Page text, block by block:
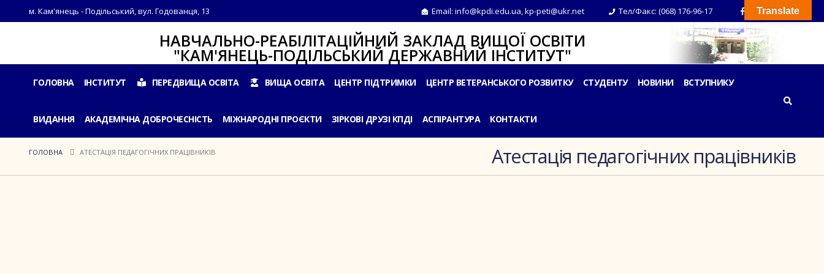
м. Кам'янець - Подільський, вул. Годованця, 13 Email: info@kpdi.edu.ua,kp-peti@ukr.net Тел/Факс: (068) 176-96-17
НАВЧАЛЬНО-РЕАБІЛІТАЦІЙНИЙ ЗАКЛАД ВИЩОЇ ОСВІТИ
"КАМ'ЯНЕЦЬ-ПОДІЛЬСЬКИЙ ДЕРЖАВНИЙ ІНСТИТУТ"
ГОЛОВНА ІНСТИТУТ ПЕРЕДВИЩА ОСВІТА ВИЩА ОСВІТА ЦЕНТР ПІДТРИМКИ ЦЕНТР ВЕТЕРАНСЬКОГО РОЗВИТКУ СТУДЕНТУ НОВИНИ ВСТУПНИКУ
ВИДАННЯ АКАДЕМІЧНА ДОБРОЧЕСНІСТЬ МІЖНАРОДНІ ПРОЄКТИ ЗІРКОВІ ДРУЗІ КПДІ АСПІРАНТУРА КОНТАКТИ
Атестація педагогічних працівників
ГОЛОВНА АТЕСТАЦІЯ ПЕДАГОГІЧНИХ ПРАЦІВНИКІВ
Translate